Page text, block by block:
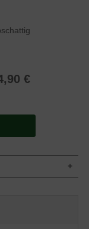
€